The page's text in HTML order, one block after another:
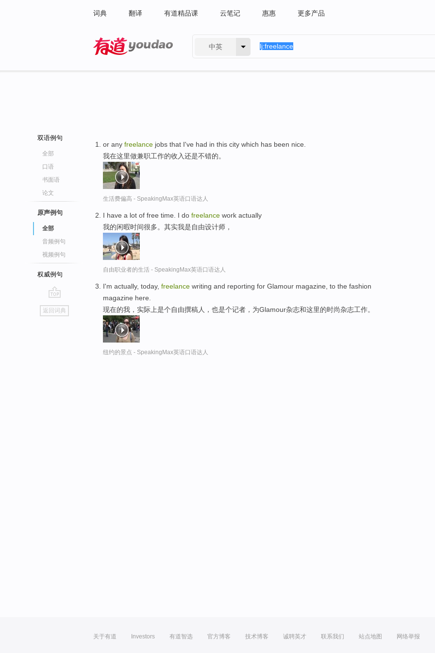
词典 翻译 有道精品课 云笔记 惠惠 更多产品
中英
双语例句
全部
口语
书面语
论文
原声例句
全部
音频例句
视频例句
权威例句
go
top
返回词典
or any freelance jobs that I've had in this city which has been nice.
我在这里做兼职工作的收入还是不错的。
生活费偏高 - SpeakingMax英语口语达人
I have a lot of free time. I do freelance work actually
我的闲暇时间很多。其实我是自由设计师，
自由职业者的生活 - SpeakingMax英语口语达人
I'm actually, today, freelance writing and reporting for Glamour magazine, to the fashion
magazine here.
现在的我，实际上是个自由撰稿人，也是个记者，为Glamour杂志和这里的时尚杂志工作。
纽约的景点 - SpeakingMax英语口语达人
关于有道 Investors 有道智选 官方博客 技术博客 诚聘英才 联系我们 站点地图 网络举报